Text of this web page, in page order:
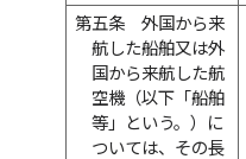
第五条
外国から来
航した船舶又は外
国から来航した航
空機（以下「船舶
等」という。）に
ついては、その長